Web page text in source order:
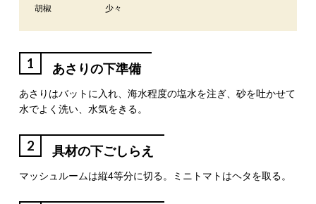
胡椒
少々
1 あさりの下準備
あさりはバットに入れ、海水程度の塩水を注ぎ、砂を吐かせて
水でよく洗い、水気をきる。
2 具材の下ごしらえ
マッシュルームは縦4等分に切る。ミニトマトはヘタを取る。